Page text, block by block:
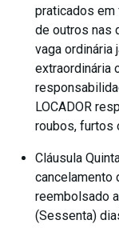
praticados em
de outros nas
vaga ordinária
extraordinária
LOCADOR
roubos, furtos
Cláusula
cancelamento
reembolsado
(Sessenta)